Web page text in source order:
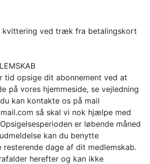
kvittering ved træk fra betalingskort
tid opsige dit abonnement ved at
på vores hjemmeside, se vejledning
kan kontakte os på mail
så skal vi nok hjælpe med
er løbende måned
kan du benytte
resterende dage af dit medlemskab.
herefter og kan ikke